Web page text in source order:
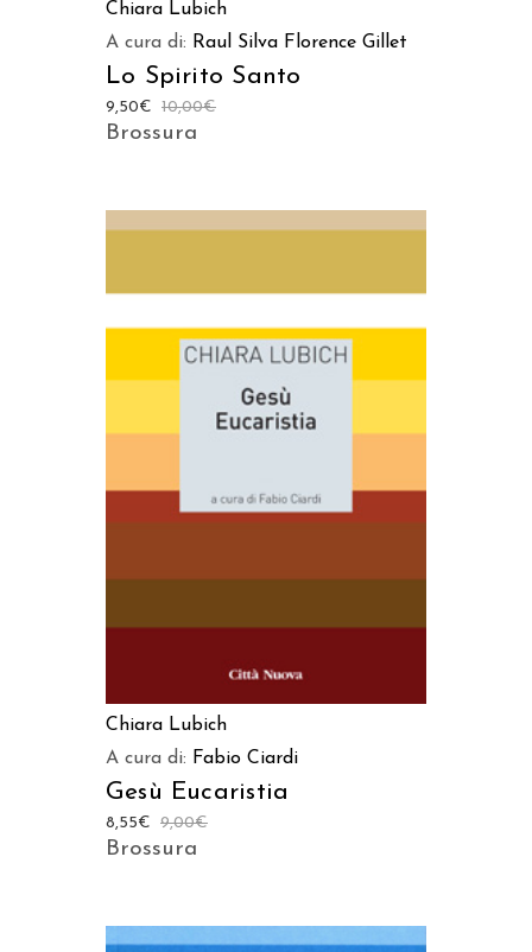
Chiara Lubich
A cura di: Raul Silva Florence Gillet
Lo Spirito Santo
10,00€
9,50€
Brossura
Chiara Lubich
A cura di: Fabio Ciardi
Gesù Eucaristia
9,00€
8,55€
Brossura